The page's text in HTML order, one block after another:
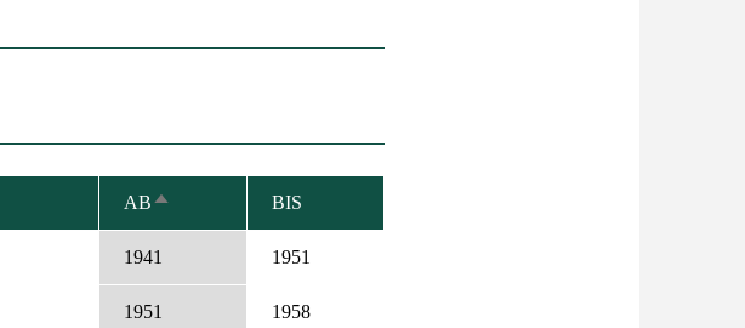
ABABSTEIGEND
SORTIEREN
BIS
1941 1951
1951 1958